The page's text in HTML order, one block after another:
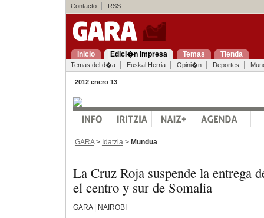
Contacto RSS
Inicio Edici�n impresa Temas Tienda
Temas del d�a Euskal Herria Opini�n Deportes
2012 enero 13
GARA> Idatzia > Mundua
La Cruz Roja suspende la entrega
el centro y sur de Somalia
GARA | NAIROBI